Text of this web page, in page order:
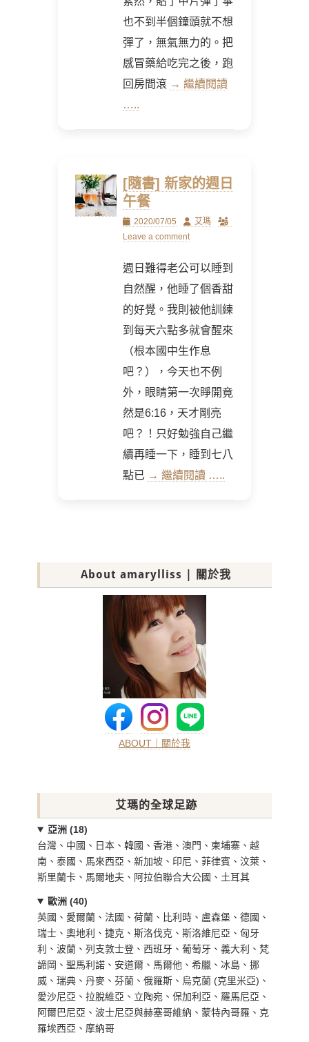
也不到半個鐘頭就不想
彈了，無氣無力的。把
感冒藥給吃完之後，跑
回房間滾 → 繼續閱讀
…..
[隨書] 新家的週日
午餐
Posted
on
2020/07/05 Author
艾瑪
Leave a comment
週日難得老公可以睡到
自然醒，他睡了個香甜
的好覺。我則被他訓練
到每天六點多就會醒來
（根本國中生作息
吧？），今天也不例
外，眼睛第一次睜開竟
然是6:16，天才剛亮
吧？！只好勉強自己繼
續再睡一下，睡到七八
點已 → 繼續閱讀 …..
About amarylliss | 關於我
ABOUT｜關於我
艾瑪的全球足跡
亞洲 (18)
台灣、中國、日本、韓國、香港、澳門、柬埔寨、越
南、泰國、馬來西亞、新加坡、印尼、菲律賓、汶萊、
斯里蘭卡、馬爾地夫、阿拉伯聯合大公國、土耳其
歐洲 (40)
英國、愛爾蘭、法國、荷蘭、比利時、盧森堡、德國、
瑞士、奧地利、捷克、斯洛伐克、斯洛維尼亞、匈牙
利、波蘭、列支敦士登、西班牙、葡萄牙、義大利、梵
諦岡、聖馬利諾、安道爾、馬爾他、希臘、冰島、挪
威、瑞典、丹麥、芬蘭、俄羅斯、烏克蘭 (克里米亞)、
愛沙尼亞、拉脫維亞、立陶宛、保加利亞、羅馬尼亞、
阿爾巴尼亞、波士尼亞與赫塞哥維納、蒙特內哥羅、克
羅埃西亞、摩納哥